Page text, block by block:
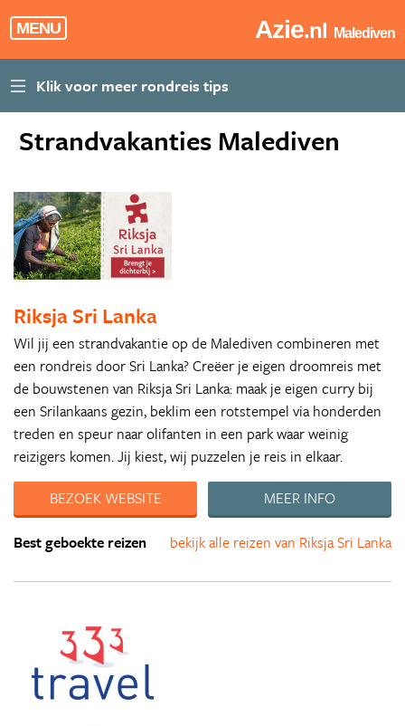
MENU Azie.nl Malediven
Strandvakanties Malediven
Riksja Sri Lanka
Wil jij een strandvakantie op de Malediven combineren met
een rondreis door Sri Lanka? Creëer je eigen droomreis met
de bouwstenen van Riksja Sri Lanka: maak je eigen curry bij
een Srilankaans gezin, beklim een rotstempel via honderden
treden en speur naar olifanten in een park waar weinig
reizigers komen. Jij kiest, wij puzzelen je reis in elkaar.
BEZOEK WEBSITE
MEER INFO
bekijk alle reizen van Riksja Sri Lanka
Best geboekte reizen